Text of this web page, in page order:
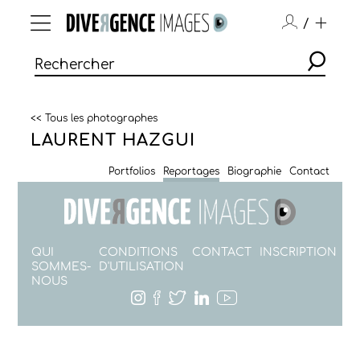
/
<< Tous les photographes
LAURENT HAZGUI
Portfolios Reportages Biographie Contact
QUI
SOMMES-
NOUS
CONDITIONS
D'UTILISATION
CONTACT INSCRIPTION